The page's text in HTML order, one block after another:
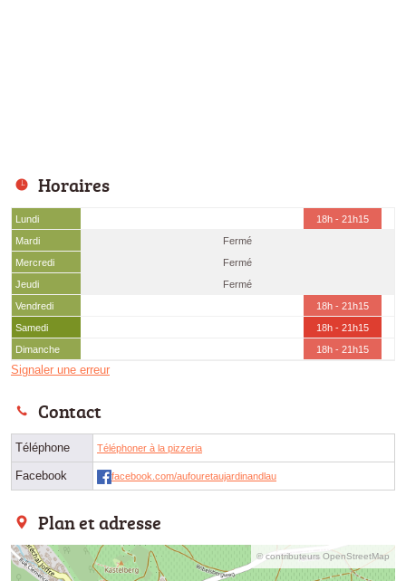
Horaires
Lundi
18h - 21h15
Mardi
Fermé
Mercredi
Fermé
Jeudi
Fermé
Vendredi
18h - 21h15
Samedi
18h - 21h15
Dimanche
18h - 21h15
Signaler une erreur
Contact
Téléphone Téléphoner à la pizzeria
Facebook facebook.com/aufouretaujardinandlau
Plan et adresse
© contributeurs OpenStreetMap